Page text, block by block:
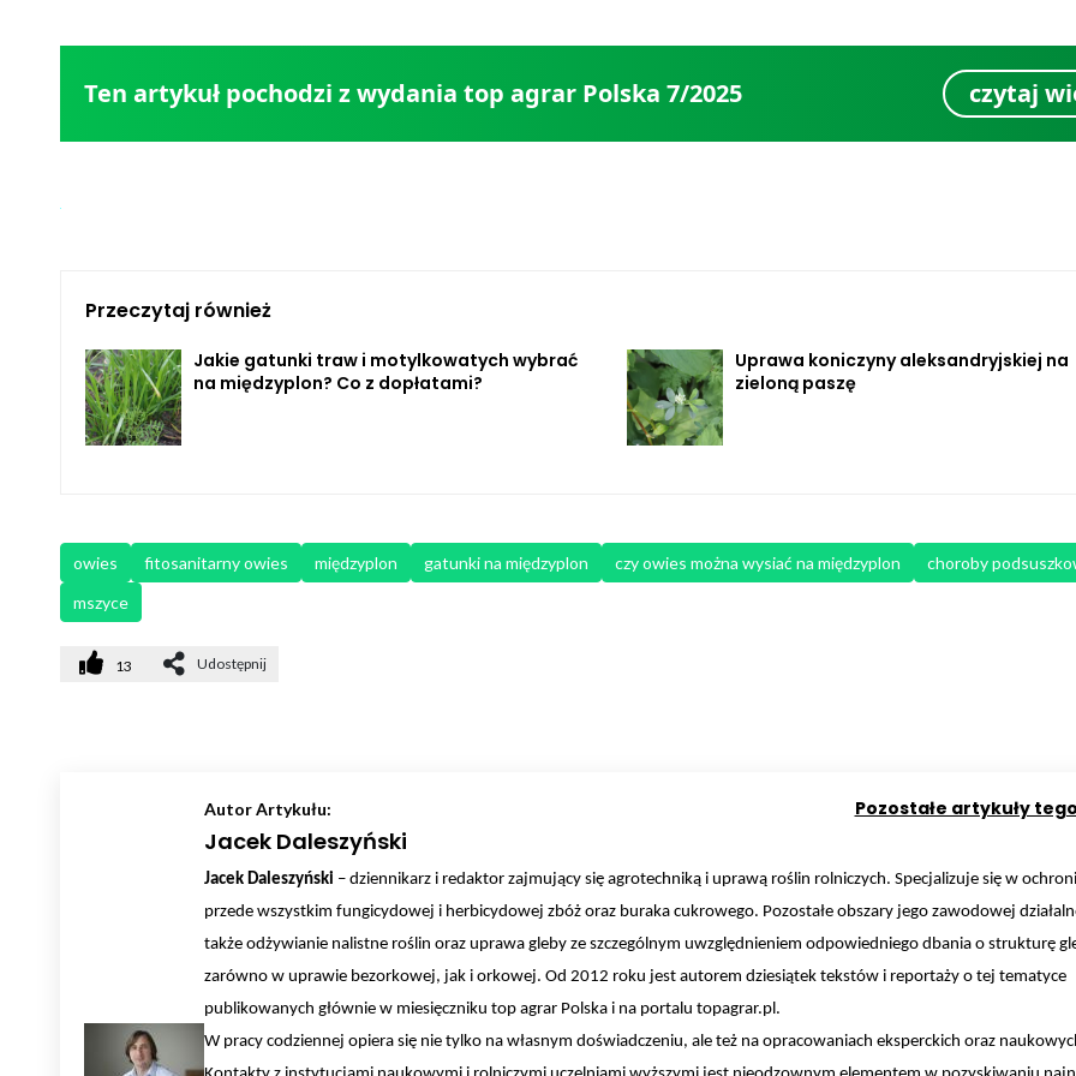
Ten artykuł pochodzi z wydania top agrar Polska 7/2025 czytaj
Przeczytaj również
Jakie gatunki traw i motylkowatych wybrać
na międzyplon? Co z dopłatami?
Uprawa koniczyny aleksandryjskiej na
zieloną paszę
owies fitosanitarny owies międzyplon gatunki na międzyplon czy owies można wysiać na międzyplon
choroby
mszyce
13 Udostępnij
Autor Artykułu:
Jacek Daleszyński
Jacek Daleszyński – dziennikarz i redaktor zajmujący się agrotechniką i uprawą roślin rolniczych. Specjalizuje się w
przede wszystkim fungicydowej i herbicydowej zbóż oraz buraka cukrowego. Pozostałe obszary jego zawodowej
także odżywianie nalistne roślin oraz uprawa gleby ze szczególnym uwzględnieniem odpowiedniego dbania o strukturę
zarówno w uprawie bezorkowej, jak i orkowej. Od 2012 roku jest autorem dziesiątek tekstów i reportaży o tej tematyce
publikowanych głównie w miesięczniku top agrar Polska i na portalu topagrar.pl.
W pracy codziennej opiera się nie tylko na własnym doświadczeniu, ale też na opracowaniach eksperckich oraz
Pozostałe artykuły